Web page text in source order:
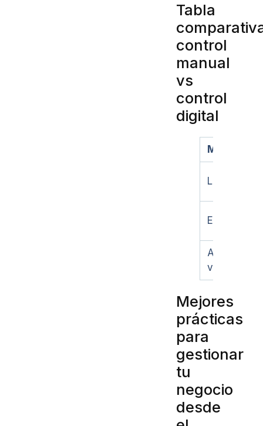
Tabla
control
manual
vs
control
digital
Método
Libreta
Excel
App de
ventas
Mejores
prácticas
para
gestionar
tu
negocio
desde